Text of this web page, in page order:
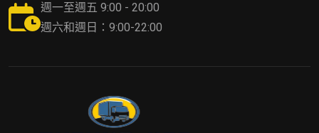
週一至週五 9:00 - 20:00
週六和週日：9:00-22:00